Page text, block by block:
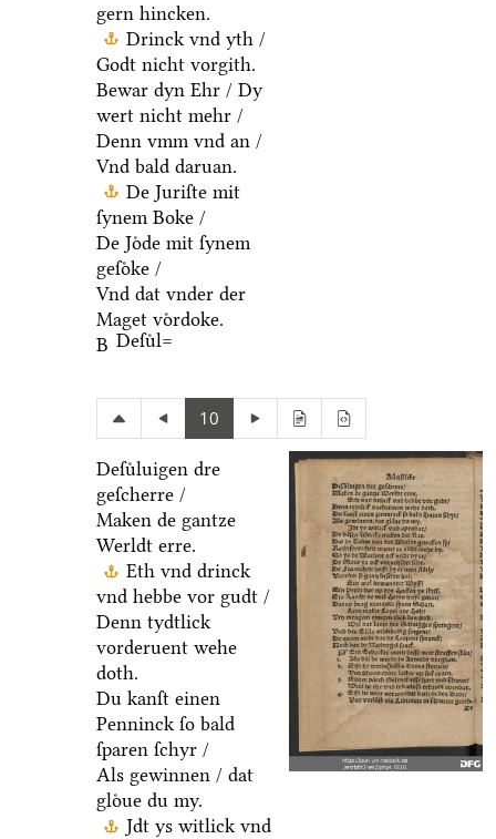
gern hincken.
Drinck vnd yth /
Godt nicht vorgith.
Bewar dyn Ehr / Dy
wert nicht mehr /
Denn vmm vnd an /
Vnd bald daruan.
De Juriſte mit
ſynem Boke /
De Joͤde mit ſynem
geſoͤke /
Vnd dat vnder der
Maget voͤrdoke.
B Deſuͤl=
10
Deſuͤluigen dre
geſcherre /
Maken de gantze
Werldt erre.
Eth vnd drinck
vnd hebbe vor gudt /
Denn tydtlick
vorderuent wehe
doth.
Du kanſt einen
Penninck ſo bald
ſparen ſchyr /
Als gewinnen / dat
gloͤue du my.
Jdt ys witlick vnd